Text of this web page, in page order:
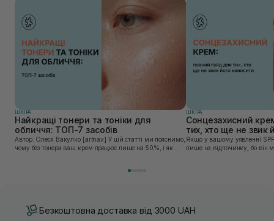
ШКIРА
Найкращі тонери та тоніки для
обличчя: ТОП-7 засобів
Автор: Олеся Вакулко [artnav] У цій статті ми пояснимо,
чому без тонера ваш крем працює лише на 50%, і як
ШКIРА
Сонцезахисний
тих, хто ще не звик
Якщо у вашому уявленні
лише на відпочинку, бо він
Безкоштовна доставка від 3000 UAH